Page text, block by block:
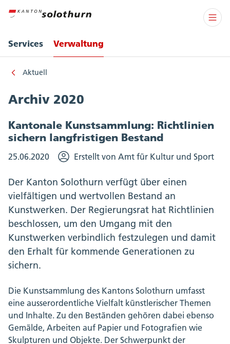
Services Verwaltung
Aktuell
Archiv 2020
Kantonale Kunstsammlung: Richtlinien
sichern langfristigen Bestand
25.06.2020 Erstellt von Amt für Kultur und Sport
Der Kanton Solothurn verfügt über einen
vielfältigen und wertvollen Bestand an
Kunstwerken. Der Regierungsrat hat Richtlinien
beschlossen, um den Umgang mit den
Kunstwerken verbindlich festzulegen und damit
den Erhalt für kommende Generationen zu
sichern.
Die Kunstsammlung des Kantons Solothurn umfasst
eine ausserordentliche Vielfalt künstlerischer Themen
und Inhalte. Zu den Beständen gehören dabei ebenso
Gemälde, Arbeiten auf Papier und Fotografien wie
Skulpturen und Objekte. Der Schwerpunkt der